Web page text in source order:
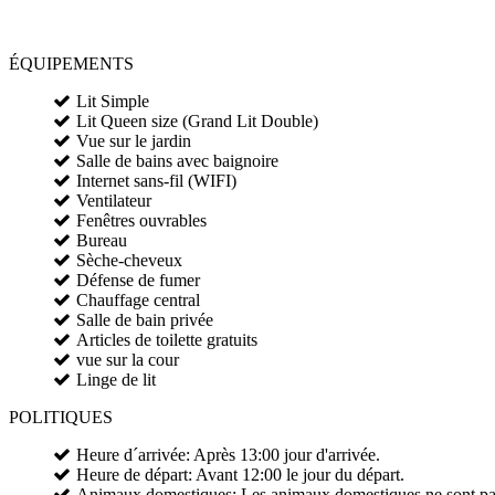
ÉQUIPEMENTS
Lit Simple
Lit Queen size (Grand Lit Double)
Vue sur le jardin
Salle de bains avec baignoire
Internet sans-fil (WIFI)
Ventilateur
Fenêtres ouvrables
Bureau
Sèche-cheveux
Défense de fumer
Chauffage central
Salle de bain privée
Articles de toilette gratuits
vue sur la cour
Linge de lit
POLITIQUES
Heure d´arrivée: Après 13:00 jour d'arrivée.
Heure de départ: Avant 12:00 le jour du départ.